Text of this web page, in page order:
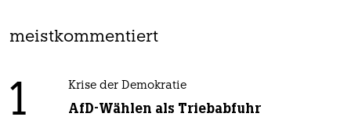
meistkommentiert
1 Krise der Demokratie
AfD-Wählen als Triebabfuhr